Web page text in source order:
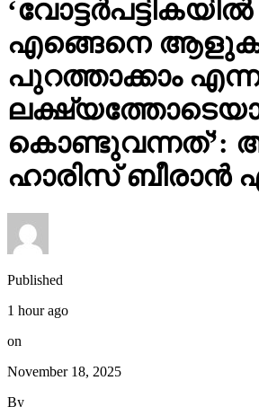
കൊണ്ടുവന്നത്’:
ഹാരിസ് ബീരാൻ
Published
1 hour ago
on
November 18, 2025
By
webdesk14